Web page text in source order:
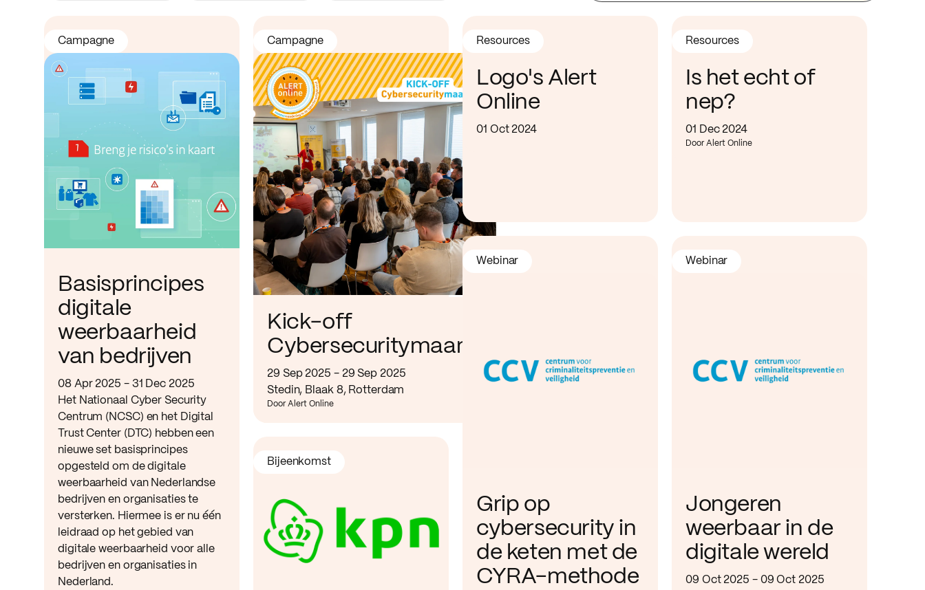
Basisprincipes
digitale
weerbaarheid
van bedrijven
08 Apr 2025 - 31 Dec 2025
Het Nationaal Cyber Security
Centrum (NCSC) en het Digital
Trust Center (DTC) hebben een
nieuwe set basisprincipes
opgesteld om de digitale
weerbaarheid van Nederlandse
bedrijven en organisaties te
versterken. Hiermee is er nu één
leidraad op het gebied van
digitale weerbaarheid voor alle
bedrijven en organisaties in
Nederland.
Campagne
Kick-off
Cybersecuritymaand
29 Sep 2025 - 29 Sep 2025
Stedin, Blaak 8, Rotterdam
Door Alert Online
Campagne
Logo's Alert
Online
01 Oct 2024
Resources
Is het echt of
nep?
01 Dec 2024
Door Alert Online
Resources
Grip op
cybersecurity in
de keten met de
CYRA-methode
Webinar
Jongeren
weerbaar in de
digitale wereld
09 Oct 2025 - 09 Oct 2025
Webinar
Bijeenkomst